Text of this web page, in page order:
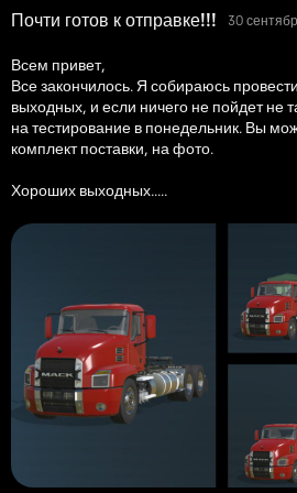
Почти готов к отправке!!! 30
Всем привет,
Все закончилось. Я собираюсь
выходных, и если ничего не пойдет не
на тестирование в понедельник. Вы
комплект поставки, на фото.
Хороших выходных.....